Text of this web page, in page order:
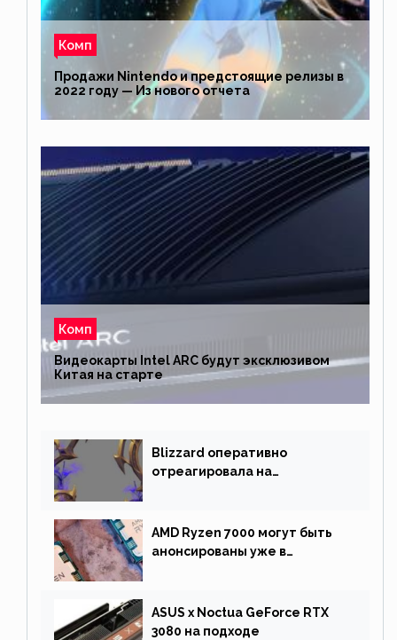
Комп
Продажи Nintendo и предстоящие релизы в
2022 году — Из нового отчета
Комп
Видеокарты Intel ARC будут эксклюзивом
Китая на старте
Blizzard оперативно
отреагировала на
AMD Ryzen 7000 могут быть
анонсированы уже в
ASUS x Noctua GeForce RTX
3080 на подходе